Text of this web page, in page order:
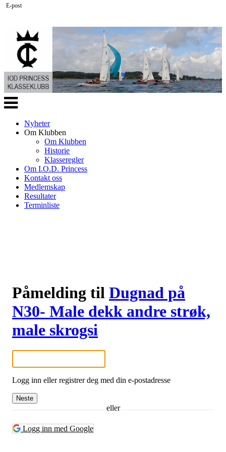
Veksle
navigasjon
Nyheter
Om Klubben
Om Klubben
Historie
Klasseregler
Om I.O.D. Princess
Kontakt oss
Medlemskap
Resultater
Terminliste
Påmelding til Dugnad på
N30- Male dekk andre strøk,
male skrogsi
E-post
Logg inn eller registrer deg med din e-postadresse
Neste
eller
Logg inn med Google